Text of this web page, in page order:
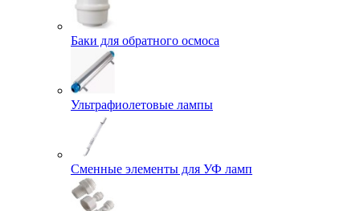
Баки для обратного осмоса
Ультрафиолетовые лампы
Сменные элементы для УФ ламп